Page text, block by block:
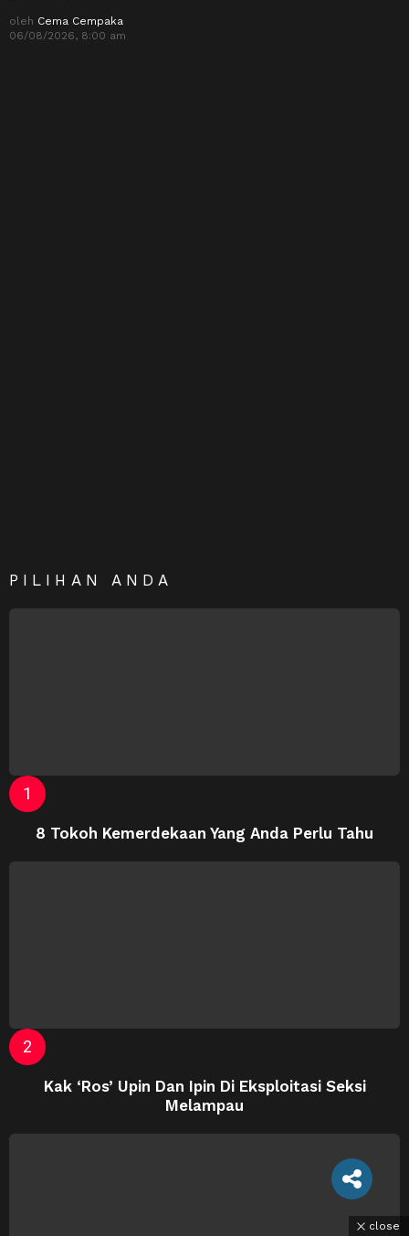
oleh Cema Cempaka
06/08/2026, 8:00 am
PILIHAN ANDA
8 Tokoh Kemerdekaan Yang Anda Perlu Tahu
Kak ‘Ros’ Upin Dan Ipin Di Eksploitasi Seksi
Melampau
close